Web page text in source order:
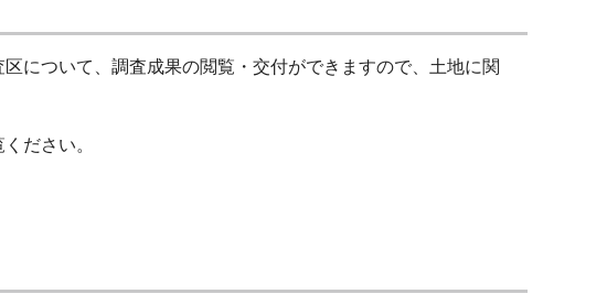
について、調査成果の閲覧・交付ができますので、土地に関
ださい。